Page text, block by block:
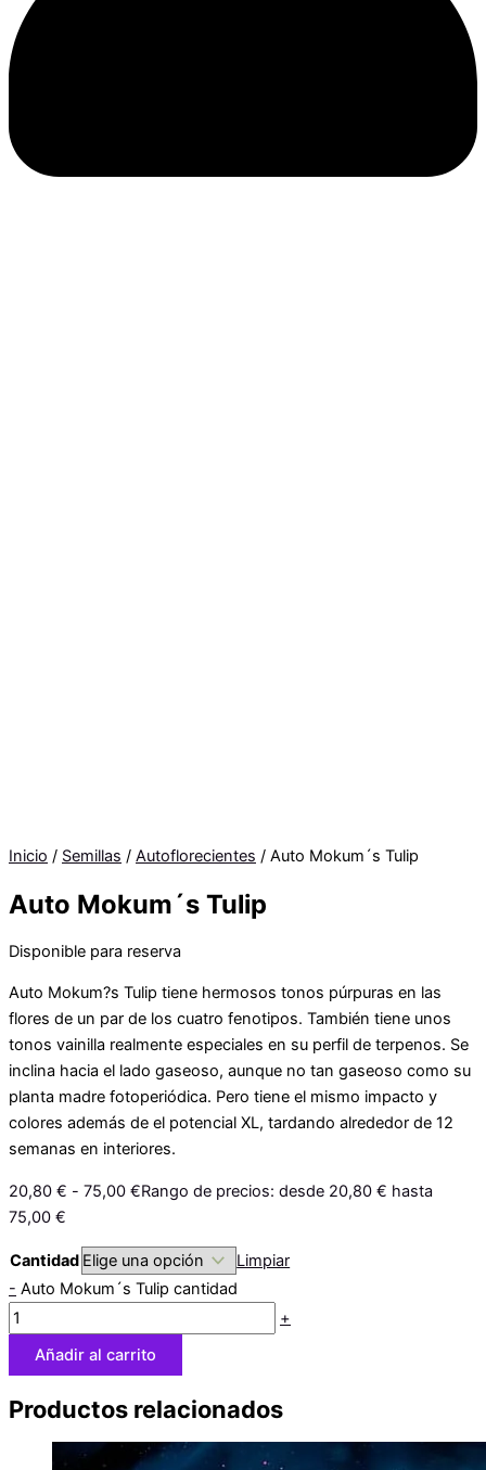
Inicio / Semillas / Autoflorecientes / Auto Mokum´s Tulip
Auto Mokum´s Tulip
Disponible para reserva
Auto Mokum?s Tulip tiene hermosos tonos púrpuras en las
flores de un par de los cuatro fenotipos. También tiene unos
tonos vainilla realmente especiales en su perfil de terpenos. Se
inclina hacia el lado gaseoso, aunque no tan gaseoso como su
planta madre fotoperiódica. Pero tiene el mismo impacto y
colores además de el potencial XL, tardando alrededor de 12
semanas en interiores.
20,80 € - 75,00 €Rango de precios: desde 20,80 € hasta
75,00 €
Cantidad
Limpiar
- Auto Mokum´s Tulip cantidad
+
Añadir al carrito
Productos relacionados